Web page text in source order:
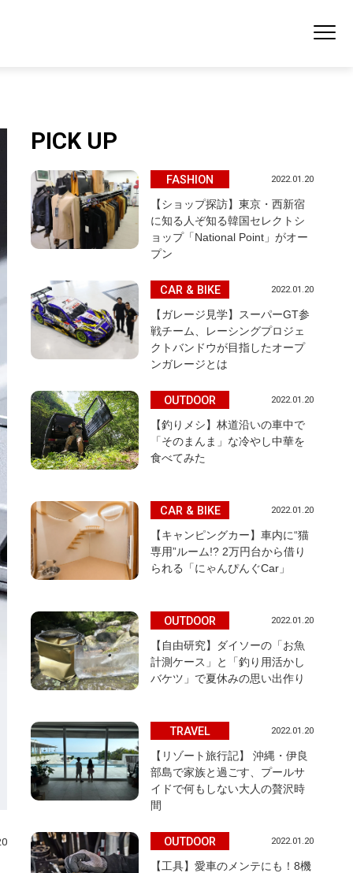
PICK UP
FASHION 2022.01.20
【ショップ探訪】東京・西新宿
に知る人ぞ知る韓国セレクトシ
ョップ「National Point」がオー
プン
CAR & BIKE 2022.01.20
【ガレージ見学】スーパーGT参
戦チーム、レーシングプロジェ
クトバンドウが目指したオープ
ンガレージとは
OUTDOOR 2022.01.20
【釣りメシ】林道沿いの車中で
「そのまんま」な冷やし中華を
食べてみた
CAR & BIKE 2022.01.20
【キャンピングカー】車内に“猫
専用”ルーム!? 2万円台から借り
られる「にゃんぴんぐCar」
OUTDOOR 2022.01.20
【自由研究】ダイソーの「お魚
計測ケース」と「釣り用活かし
バケツ」で夏休みの思い出作り
TRAVEL 2022.01.20
【リゾート旅行記】 沖縄・伊良
部島で家族と過ごす、プールサ
イドで何もしない大人の贅沢時
間
OUTDOOR 2022.01.20
【工具】愛車のメンテにも！8機